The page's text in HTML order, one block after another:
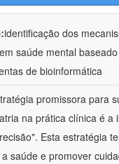
identificação dos
saúde mental
de bioinformática
promissora para
na prática clínica é a
Esta estratégia
saúde e promover